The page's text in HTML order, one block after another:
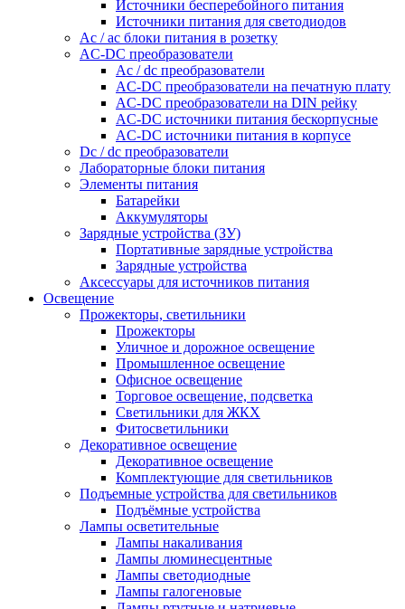
Источники бесперебойного питания
Источники питания для светодиодов
Ac / ac блоки питания в розетку
AC-DC преобразователи
Ac / dc преобразователи
AC-DC преобразователи на печатную плату
AC-DC преобразователи на DIN рейку
AC-DC источники питания бескорпусные
AC-DC источники питания в корпусе
Dc / dc преобразователи
Лабораторные блоки питания
Элементы питания
Батарейки
Аккумуляторы
Зарядные устройства (ЗУ)
Портативные зарядные устройства
Зарядные устройства
Аксессуары для источников питания
Освещение
Прожекторы, светильники
Прожекторы
Уличное и дорожное освещение
Промышленное освещение
Офисное освещение
Торговое освещение, подсветка
Светильники для ЖКХ
Фитосветильники
Декоративное освещение
Декоративное освещение
Комплектующие для светильников
Подъемные устройства для светильников
Подъёмные устройства
Лампы осветительные
Лампы накаливания
Лампы люминесцентные
Лампы светодиодные
Лампы галогеновые